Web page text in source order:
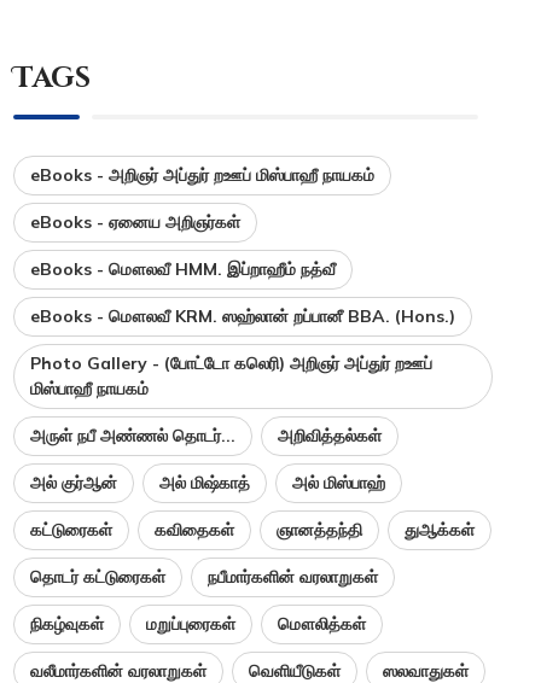
Tags
eBooks - அறிஞர் அப்துர் றஊப் மிஸ்பாஹீ நாயகம்
eBooks - ஏனைய அறிஞர்கள்
eBooks - மௌலவீ HMM. இப்றாஹீம் நத்வீ
eBooks - மௌலவீ KRM. ஸஹ்லான் றப்பானீ BBA. (Hons.)
Photo Gallery - (போட்டோ கலெரி) அறிஞர் அப்துர் றஊப்
மிஸ்பாஹீ நாயகம்
அருள் நபீ அண்ணல் தொடர்... அறிவித்தல்கள்
அல் குர்ஆன் அல் மிஷ்காத் அல் மிஸ்பாஹ்
கட்டுரைகள் கவிதைகள் ஞானத்தந்தி துஆக்கள்
தொடர் கட்டுரைகள் நபீமார்களின் வரலாறுகள்
நிகழ்வுகள் மறுப்புரைகள் மௌலித்கள்
வலீமார்களின் வரலாறுகள் வெளியீடுகள் ஸலவாதுகள்